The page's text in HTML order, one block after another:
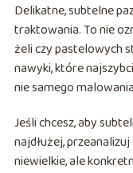
Delikatne, subtelne
traktowania. To nie
żeli czy pastelowych
nawyki, które
nie samego
Jeśli chcesz, aby
najdłużej,
niewielkie, ale